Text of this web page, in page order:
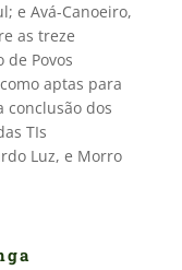
e Avá-Canoeiro,
as treze
Povos
aptas para
conclusão dos
TIs
Luz, e Morro